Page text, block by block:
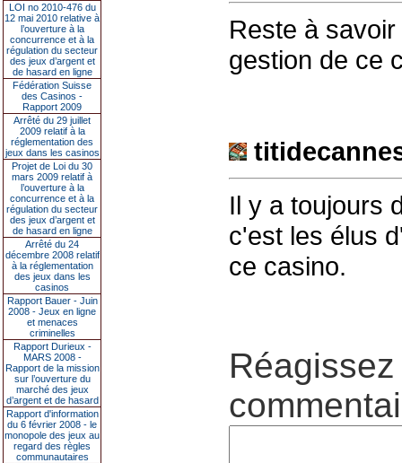
LOI no 2010-476 du
12 mai 2010 relative à
l’ouverture à la
concurrence et à la
régulation du secteur
des jeux d’argent et
de hasard en ligne
Fédération Suisse
des Casinos -
Rapport 2009
Arrêté du 29 juillet
2009 relatif à la
réglementation des
jeux dans les casinos
Projet de Loi du 30
mars 2009 relatif à
l’ouverture à la
concurrence et à la
régulation du secteur
des jeux d’argent et
de hasard en ligne
Arrêté du 24
décembre 2008 relatif
à la réglementation
des jeux dans les
casinos
Rapport Bauer - Juin
2008 - Jeux en ligne
et menaces
criminelles
Rapport Durieux -
MARS 2008 -
Rapport de la mission
sur l’ouverture du
marché des jeux
d’argent et de hasard
Rapport d'information
du 6 février 2008 - le
monopole des jeux au
regard des règles
communautaires
Reste à
gestion de ce
Il y a toujours
c'est les élus
ce casino.